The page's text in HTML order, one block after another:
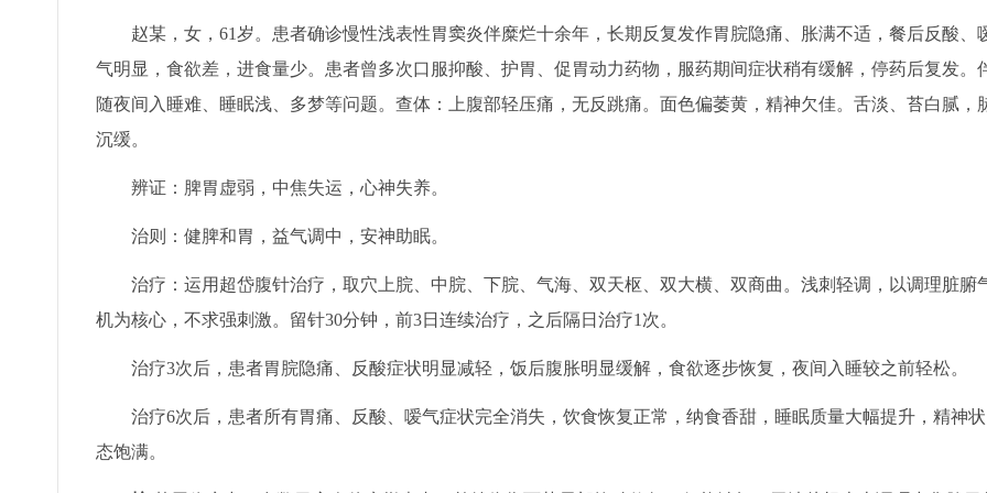
赵某，女，61岁。患者确诊慢性浅表性胃窦炎伴糜烂十余年，长期反复发作胃脘隐痛、胀满不适，餐后反酸、
气明显，食欲差，进食量少。患者曾多次口服抑酸、护胃、促胃动力药物，服药期间症状稍有缓解，停药后复发。
随夜间入睡难、睡眠浅、多梦等问题。查体：上腹部轻压痛，无反跳痛。面色偏萎黄，精神欠佳。舌淡、苔白腻，
沉缓。
辨证：脾胃虚弱，中焦失运，心神失养。
治则：健脾和胃，益气调中，安神助眠。
治疗：运用超岱腹针治疗，取穴上脘、中脘、下脘、气海、双天枢、双大横、双商曲。浅刺轻调，以调理脏腑
机为核心，不求强刺激。留针30分钟，前3日连续治疗，之后隔日治疗1次。
治疗3次后，患者胃脘隐痛、反酸症状明显减轻，饭后腹胀明显缓解，食欲逐步恢复，夜间入睡较之前轻松。
治疗6次后，患者所有胃痛、反酸、嗳气症状完全消失，饮食恢复正常，纳食香甜，睡眠质量大幅提升，精神状
态饱满。